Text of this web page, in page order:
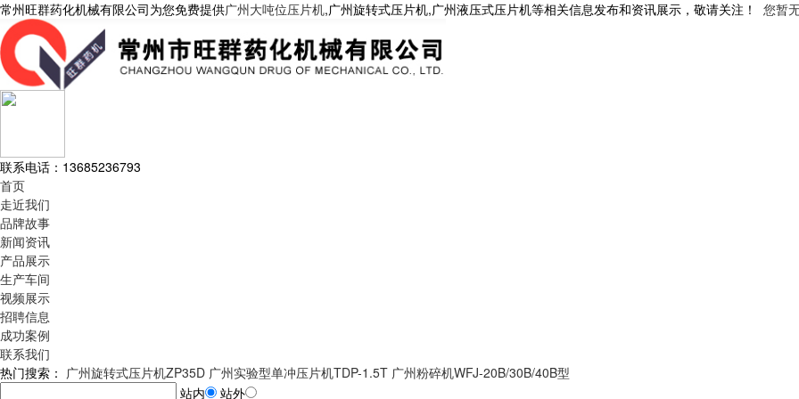
常州旺群药化机械有限公司为您免费提供广州大吨位压片机,广州旋转式压片机,广州液压式压片机等相关信息发布和资讯展示，敬请关注！ 您暂
联系电话： 13685236793
首页
走近我们
品牌故事
新闻资讯
产品展示
生产车间
视频展示
招聘信息
成功案例
联系我们
热门搜索： 广州旋转式压片机ZP35D 广州实验型单冲压片机TDP-1.5T 广州粉碎机WFJ-20B/30B/40B型
站内
站外